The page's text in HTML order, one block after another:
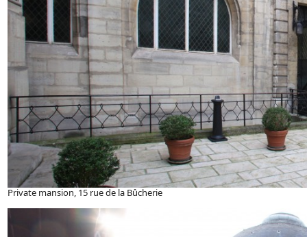
Private mansion, 15 rue de la Bûcherie